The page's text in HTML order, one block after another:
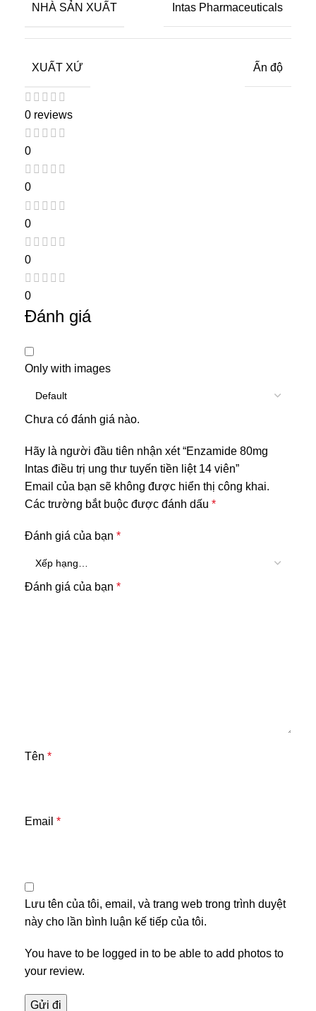
NHÀ SẢN XUẤT Intas Pharmaceuticals
XUẤT XỨ Ấn độ
0 reviews
0
0
0
0
0
Đánh giá
Only with images
Chưa có đánh giá nào.
Hãy là người đầu tiên nhận xét “Enzamide 80mg
Intas điều trị ung thư tuyến tiền liệt 14 viên”
Email của bạn sẽ không được hiển thị công khai.
Các trường bắt buộc được đánh dấu *
Đánh giá của bạn *
Đánh giá của bạn *
Tên *
Email *
Lưu tên của tôi, email, và trang web trong trình duyệt
này cho lần bình luận kế tiếp của tôi.
You have to be logged in to be able to add photos to
your review.